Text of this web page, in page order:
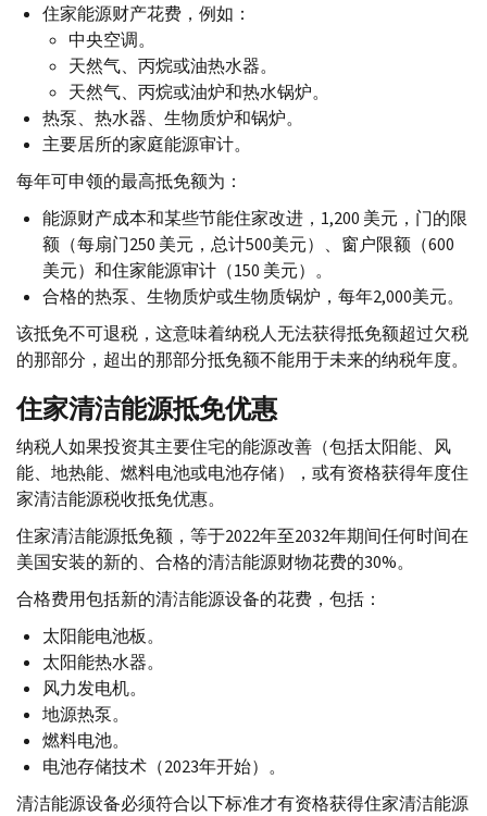
住家能源财产花费，例如：
中央空调。
天然气、丙烷或油热水器。
天然气、丙烷或油炉和热水锅炉。
热泵、热水器、生物质炉和锅炉。
主要居所的家庭能源审计。
每年可申领的最高抵免额为：
能源财产成本和某些节能住家改进，1,200 美元，门的限
额（每扇门250 美元，总计500美元）、窗户限额（600
美元）和住家能源审计（150 美元）。
合格的热泵、生物质炉或生物质锅炉，每年2,000美元。
该抵免不可退税，这意味着纳税人无法获得抵免额超过欠税
的那部分，超出的那部分抵免额不能用于未来的纳税年度。
住家清洁能源抵免优惠
纳税人如果投资其主要住宅的能源改善（包括太阳能、风
能、地热能、燃料电池或电池存储），或有资格获得年度住
家清洁能源税收抵免优惠。
住家清洁能源抵免额，等于2022年至2032年期间任何时间在
美国安装的新的、合格的清洁能源财物花费的30%。
合格费用包括新的清洁能源设备的花费，包括：
太阳能电池板。
太阳能热水器。
风力发电机。
地源热泵。
燃料电池。
电池存储技术（2023年开始）。
清洁能源设备必须符合以下标准才有资格获得住家清洁能源